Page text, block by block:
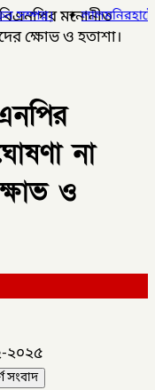
লালমনিরহাটের ৫ উপজেলার
মনোনীত
ক্ষোভ ও হতাশা।
না
ও
২০২৫
সংবাদ